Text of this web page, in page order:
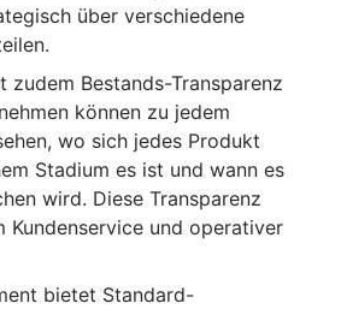
über verschiedene
zudem Bestands-Transparenz
können zu jedem
wo sich jedes Produkt
Stadium es ist und wann es
wird. Diese Transparenz
Kundenservice und operativer
bietet Standard-